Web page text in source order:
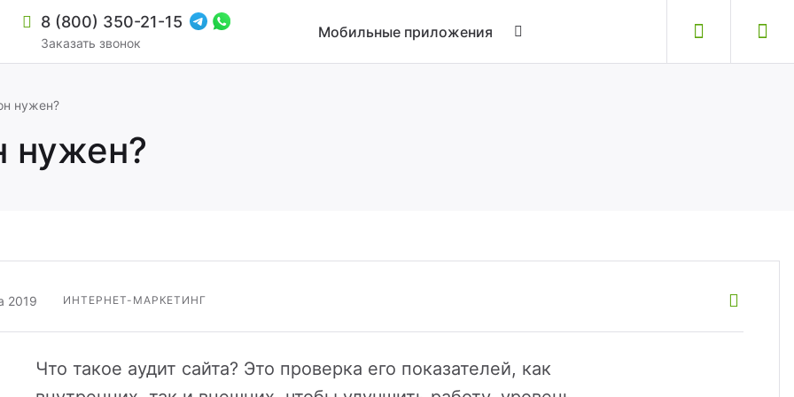
8 (800) 350-21-15
Заказать звонок
Мобильные приложения
и мультирегиональностью
нужен?
нужен?
2019 ИНТЕРНЕТ-МАРКЕТИНГ
Что такое аудит сайта? Это проверка его показателей, как